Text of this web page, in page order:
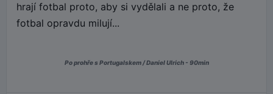
hrají fotbal proto, aby si vydělali a ne proto, že
fotbal opravdu milují...
Po prohře s Portugalskem / Daniel Ulrich - 90min